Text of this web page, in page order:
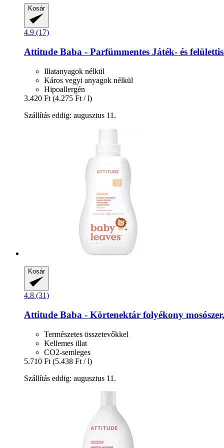
Kosár
4.9 (17)
Attitude Baba -​ Parfümmentes Játék-​ és
Illatanyagok nélkül
Káros vegyi anyagok nélkül
Hipoallergén
3.420 Ft (4.275 Ft / l)
Szállítás eddig: augusztus 11.
Kosár
4.8 (31)
Attitude Baba -​ Körtenektár folyékony
Természetes összetevőkkel
Kellemes illat
CO2-semleges
5.710 Ft (5.438 Ft / l)
Szállítás eddig: augusztus 11.